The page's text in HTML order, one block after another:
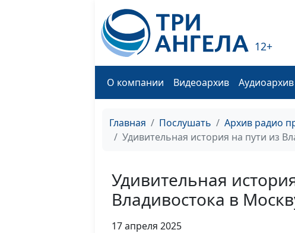
12+
О компании Видеоархив Аудиоархив
Главная Послушать Архив радио
Удивительная история на пути из
Удивительная
Владивостока в
17 апреля 2025